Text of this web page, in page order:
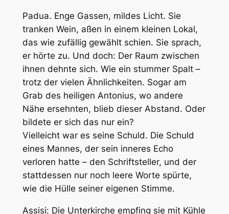
Padua. Enge Gassen, mildes Licht. Sie
tranken Wein, aßen in einem kleinen Lokal,
das wie zufällig gewählt schien. Sie sprach,
er hörte zu. Und doch: Der Raum zwischen
ihnen dehnte sich. Wie ein stummer Spalt –
trotz der vielen Ähnlichkeiten. Sogar am
Grab des heiligen Antonius, wo andere
Nähe ersehnten, blieb dieser Abstand. Oder
bildete er sich das nur ein?
Vielleicht war es seine Schuld. Die Schuld
eines Mannes, der sein inneres Echo
verloren hatte – den Schriftsteller, und der
stattdessen nur noch leere Worte spürte,
wie die Hülle seiner eigenen Stimme.
Assisi: Die Unterkirche empfing sie mit Kühle